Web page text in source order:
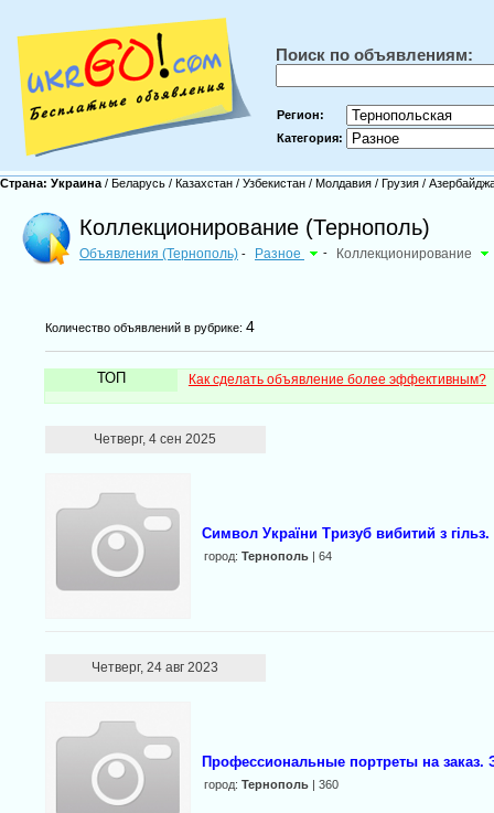
Поиск по объявлениям:
Регион:
Категория:
Страна: Украина / Беларусь / Казахстан / Узбекистан / Молдавия / Грузия /
Коллекционирование (Тернополь)
Объявления (Тернополь) - Разное - Коллекционирование
Количество объявлений в рубрике: 4
ТОП Как сделать объявление более эффективным?
Четверг, 4 сен 2025
Символ України Тризуб вибитий з гільз.
город: Тернополь| 64
Четверг, 24 авг 2023
Профессиональные портреты на
город: Тернополь| 360